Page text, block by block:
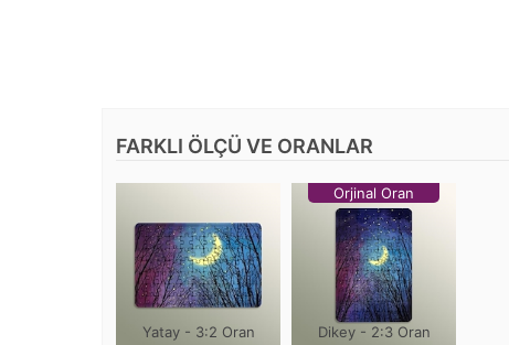
FARKLI ÖLÇÜ VE ORANLAR
Yatay - 3:2 Oran
Orjinal Oran
Dikey - 2:3 Oran